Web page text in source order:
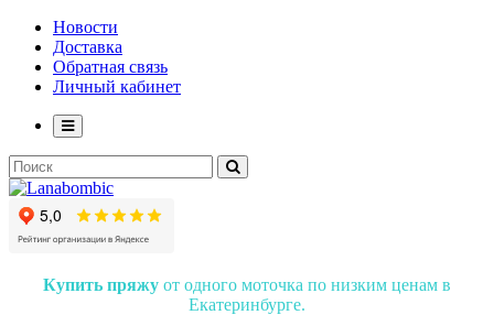
Новости
Доставка
Обратная связь
Личный кабинет
Купить пряжу от одного моточка по низким ценам в
Екатеринбурге.